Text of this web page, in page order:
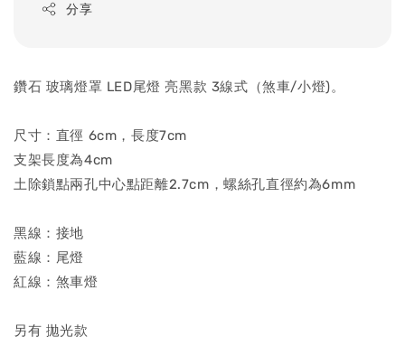
分享
鑽石 玻璃燈罩 LED尾燈 亮黑款 3線式（煞車/小燈)。
尺寸：直徑 6cm，長度7cm
支架長度為4cm
土除鎖點兩孔中心點距離2.7cm，螺絲孔直徑約為6mm
黑線：接地
藍線：尾燈
紅線：煞車燈
另有 拋光款